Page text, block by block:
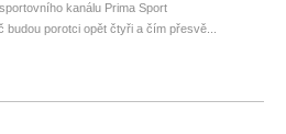
kanálu Prima Sport
porotci opět čtyři a čím přesvě...